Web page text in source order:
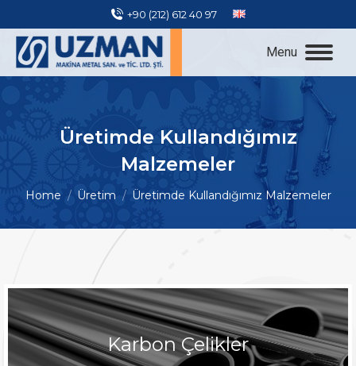
+90 (212) 612 40 97
Menu
Üretimde Kullandığımız
Malzemeler
You are here:
Home Üretim Üretimde Kullandığımız Malzemeler
Karbon Çelikler